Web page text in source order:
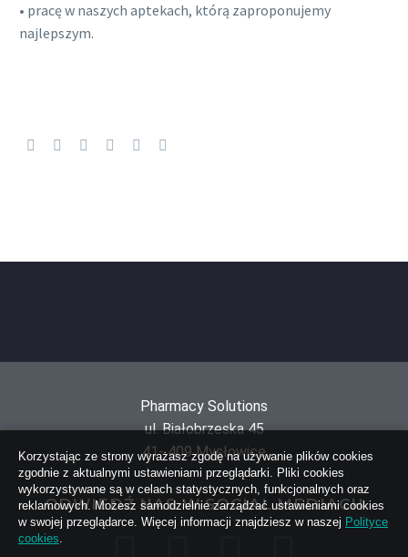
• pracę w naszych aptekach, którą zaproponujemy
najlepszym.
Pharmacy Solutions
ul. Białobrzeska 45
41- 409 Mysłowice
ODWIEDŹ NAS W SOCIAL MEDIACH
Korzystając ze strony wyrażasz zgodę na używanie plików cookies
zgodnie z aktualnymi ustawieniami przeglądarki. Pliki cookies
wykorzystywane są w celach statystycznych, funkcjonalnych oraz
reklamowych. Możesz samodzielnie zarządzać ustawieniami cookies
w swojej przeglądarce. Więcej informacji znajdziesz w naszej Polityce
cookies.